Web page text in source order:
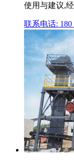
使用与建议,
联系电话: 180